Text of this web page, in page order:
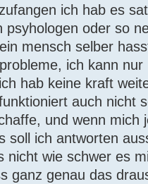
ich hab es
psyhologen oder so
mensch selber
ich kann
hab keine kraft
auch nicht
und wenn mich
soll ich antworten
nicht wie schwer es
ganz genau das